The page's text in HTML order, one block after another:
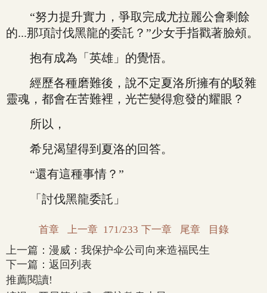
“努力提升實力，爭取完成尤拉麗公會剩餘
的...那項討伐黑龍的委託？”少女手指戳著臉頰。
抱有成為「英雄」的覺悟。
經歷各種磨難後，說不定夏洛所擁有的駁雜
靈魂，都會在苦難裡，光芒變得愈發的耀眼？
所以，
希兒渴望得到夏洛的回答。
“還有這種事情？”
「討伐黑龍委託」
首章 上一章 171/233 下一章 尾章 目錄
上一篇： 漫威：我保护伞公司向来造福民生
下一篇： 返回列表
推薦閱讀!